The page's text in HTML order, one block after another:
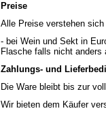
Preise
Alle Preise verstehen
- bei Wein und Sekt in
Flasche falls nicht anders
Zahlungs- und
Die Ware bleibt bis zur
Wir bieten dem Käufer